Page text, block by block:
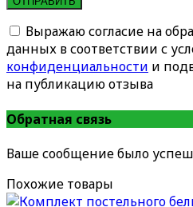
Выражаю согласие на
данных в соответствии с
конфиденциальности и
на публикацию отзыва
Обратная связь
Ваше сообщение было
Похожие товары